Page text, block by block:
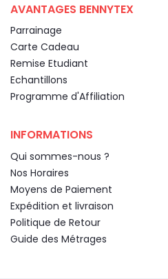
AVANTAGES BENNYTEX
Parrainage
Carte Cadeau
Remise Etudiant
Echantillons
Programme d'Affiliation
INFORMATIONS
Qui sommes-nous ?
Nos Horaires
Moyens de Paiement
Expédition et livraison
Politique de Retour
Guide des Métrages